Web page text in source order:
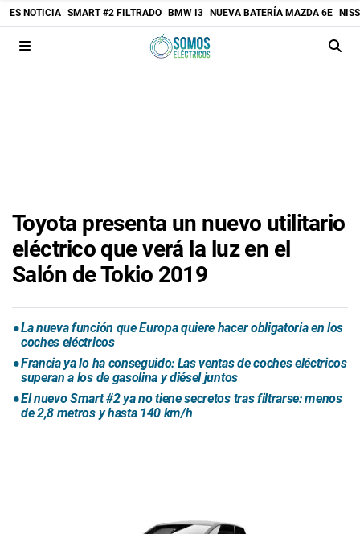
ES NOTICIA SMART #2 FILTRADO BMW I3 NUEVA BATERÍA MAZDA 6E
Toyota presenta un nuevo utilitario
eléctrico que verá la luz en el
Salón de Tokio 2019
La nueva función que Europa quiere hacer obligatoria en los
coches eléctricos
Francia ya lo ha conseguido: Las ventas de coches eléctricos
superan a los de gasolina y diésel juntos
El nuevo Smart #2 ya no tiene secretos tras filtrarse: menos
de 2,8 metros y hasta 140 km/h